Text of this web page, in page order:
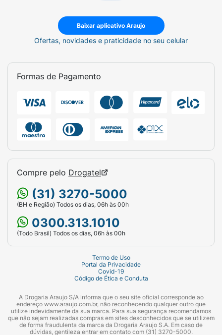
Baixar aplicativo Araujo
Ofertas, novidades e praticidade no seu celular
Formas de Pagamento
Compre pelo Drogatel
(31) 3270-5000
(BH e Região) Todos os dias, 06h às 00h
0300.313.1010
(Todo Brasil) Todos os dias, 06h às 00h
Termo de Uso
Portal da Privacidade
Covid-19
Código de Ética e Conduta
A Drogaria Araujo S/A informa que o seu site oficial corresponde ao
endereço www.araujo.com.br, não reconhecendo qualquer outro que
utilize indevidamente da sua marca. Para sua segurança recomendamos
que não sejam realizadas compras em sites desconhecidos que se utilizem
de forma fraudulenta da marca da Drogaria Araujo S.A. Em caso de
dúvidas, gentileza entrar em contato com (31) 3270-5000.